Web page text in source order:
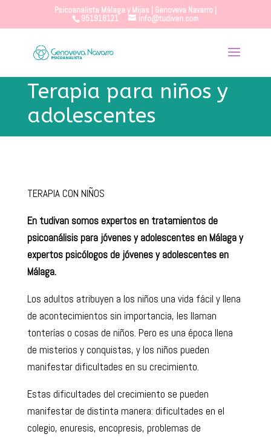
Psicoanalista Málaga y Mijas | Genoveva Navarro |
951918121
info@tudivan.com
Terapia para niños y
adolescentes
TERAPIA CON NIÑOS
En tudivan somos expertos en tratamientos de
psicoanálisis para jóvenes y adolescentes en Málaga y
expertos psicólogos de jóvenes y adolescentes en
Málaga.
Los adultos atribuyen a los niños una vida fácil y llena
de acontecimientos sin importancia, les llaman
tonterías o cosas de niños. Pero es una época llena
de misterios y conquistas, y los niños pueden
manifestar dificultades en su crecimiento.
Estas dificultades del crecimiento se pueden
manifestar de distinta manera: dificultades en el
colegio, enuresis, encopresis, problemas de